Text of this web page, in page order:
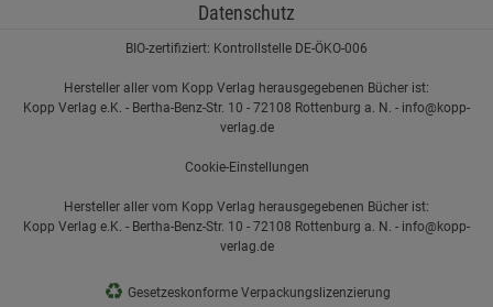
Datenschutz
BIO-zertifiziert: Kontrollstelle DE-ÖKO-006
Hersteller aller vom Kopp Verlag herausgegebenen Bücher ist:
Kopp Verlag e.K. - Bertha-Benz-Str. 10 - 72108 Rottenburg a. N. - info@kopp-
verlag.de
Cookie-Einstellungen
Hersteller aller vom Kopp Verlag herausgegebenen Bücher ist:
Kopp Verlag e.K. - Bertha-Benz-Str. 10 - 72108 Rottenburg a. N. - info@kopp-
verlag.de
♻ Gesetzeskonforme Verpackungslizenzierung